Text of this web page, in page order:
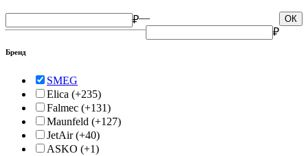
₽— ОК
₽
Бренд
SMEG
Elica (+235)
Falmec (+131)
Maunfeld (+127)
JetAir(+40)
ASKO (+1)